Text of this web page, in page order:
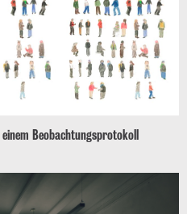
Beobachtungsprotokoll